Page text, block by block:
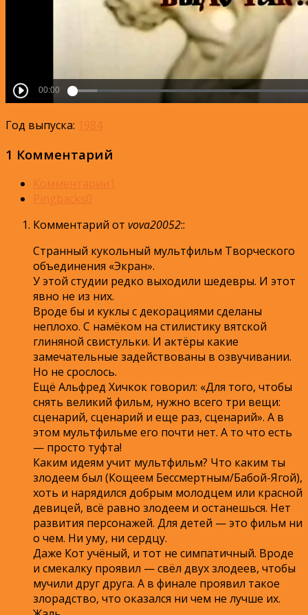
Год выпуска: 1984
1 Комментарий
Комментарии1
Pingbacks0
Комментарий от vova20052::
Странный кукольный мультфильм Творческого
объединения «Экран».
У этой студии редко выходили шедевры. И этот
явно не из них.
Вроде бы и куклы с декорациями сделаны
неплохо. С намёком на стилистику вятской
глиняной свистульки. И актёры какие
замечательные задействованы в озвучивании.
Но не срослось.
Ещё Альфред Хичкок говорил: «Для того, чтобы
снять великий фильм, нужно всего три вещи:
сценарий, сценарий и еще раз, сценарий». А в
этом мультфильме его почти нет. А то что есть
— просто туфта!
Каким идеям учит мультфильм? Что каким ты
злодеем был (Кощеем Бессмертным/Бабой-Ягой),
хоть и нарядился добрым молодцем или красной
девицей, всё равно злодеем и останешься. Нет
развития персонажей. Для детей — это фильм ни
о чем. Ни уму, ни сердцу.
Даже Кот учёный, и тот не симпатичный. Вроде
и смекалку проявил — свёл двух злодеев, чтобы
мучили друг друга. А в финале проявил такое
злорадство, что оказался ни чем не лучше их.